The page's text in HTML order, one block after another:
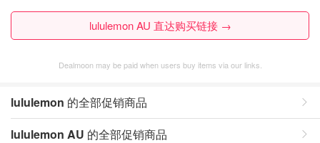
lululemon AU 直达购买链接 →
Dealmoon may be paid when users buy items via our links.
lululemon 的全部促销商品
lululemon AU 的全部促销商品